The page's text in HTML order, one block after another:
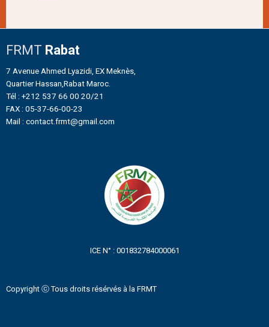
FRMT Rabat
7 Avenue Ahmed Lyazidi, EX Meknès,
Quartier Hassan,Rabat Maroc.
Tél : +212 537 66 00 20/21
FAX : 05-37-66-00-23
Mail : contact.frmt@gmail.com
ICE N° : 001832784000061
Copyright ⓒ Tous droits résérvés à la FRMT